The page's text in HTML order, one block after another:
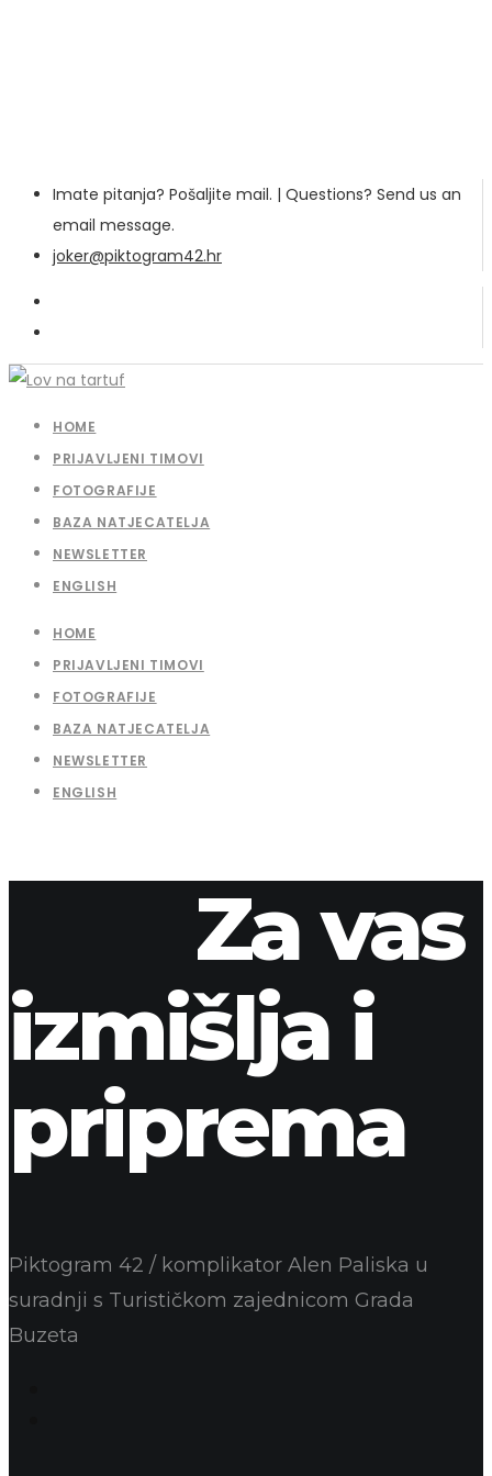
Imate pitanja? Pošaljite mail. | Questions? Send us an
email message.
joker@piktogram42.hr
HOME
PRIJAVLJENI TIMOVI
FOTOGRAFIJE
BAZA NATJECATELJA
NEWSLETTER
ENGLISH
HOME
PRIJAVLJENI TIMOVI
FOTOGRAFIJE
BAZA NATJECATELJA
NEWSLETTER
ENGLISH
Za vas
izmišlja i
priprema
Piktogram 42 / komplikator Alen Paliska u
suradnji s Turističkom zajednicom Grada
Buzeta